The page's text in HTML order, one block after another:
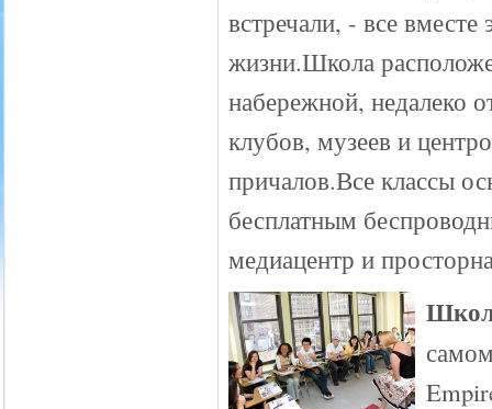
встречали, - все
жизни.Школа
набережной, недалеко
клубов, музеев и
причалов.Все классы
бесплатным
медиацентр и